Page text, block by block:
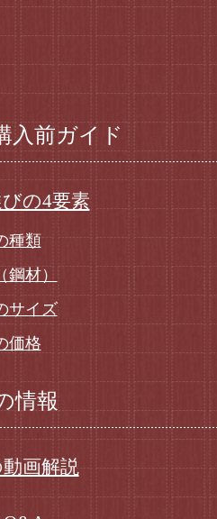
入前ガイド
の4要素
種類
鋼材）
サイズ
価格
情報
画解説